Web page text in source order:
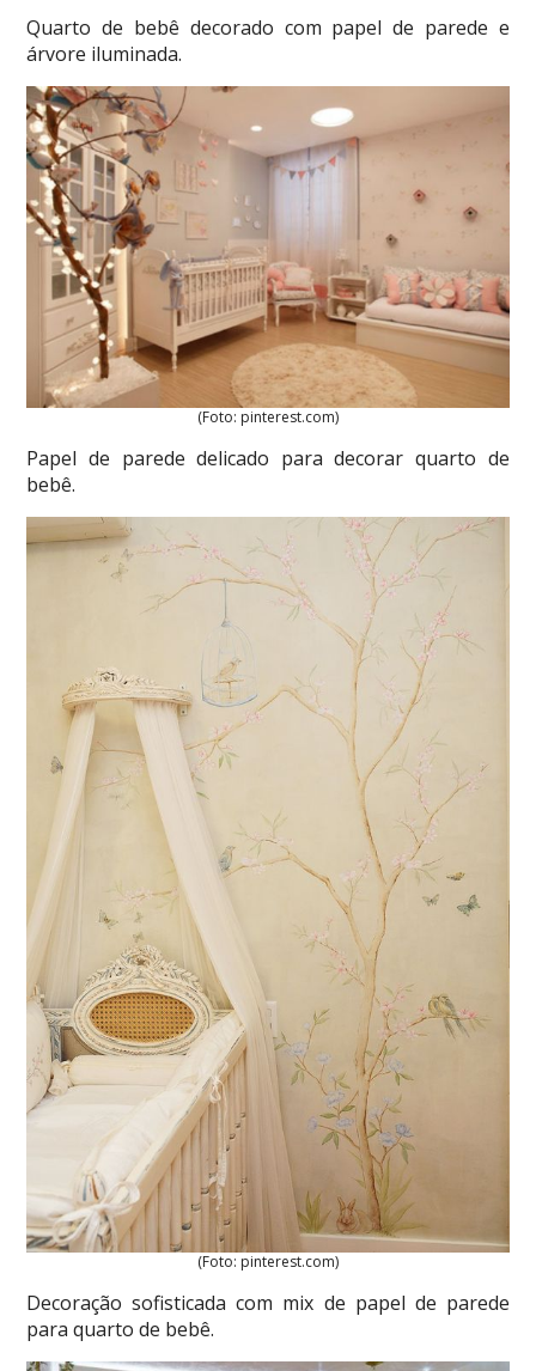
Quarto de bebê decorado com papel de parede e
árvore iluminada.
(Foto: pinterest.com)
Papel de parede delicado para decorar quarto de
bebê.
(Foto: pinterest.com)
Decoração sofisticada com mix de papel de parede
para quarto de bebê.